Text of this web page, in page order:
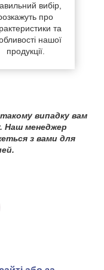
вибір,
про
та
нашої
продукції.
випадку вам
Наш менеджер
з вами для